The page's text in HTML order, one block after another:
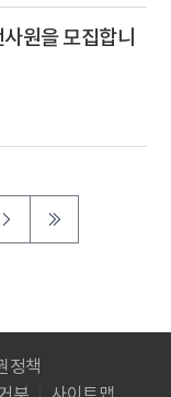
원을 모집합니
정책